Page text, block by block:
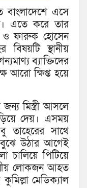
বাংলাদেশে এসে
এতে করে তার
ও ফারুক হোসেন
স্থানীয়
ব্যাক্তিদের
আরো ক্ষিপ্ত হয়ে
মিস্ত্রী আসলে
দেয়। এসময়
তাহেরের সাথে
বুঝে উঠার আগেই
চালিয়ে পিটিয়ে
লোকজন আহত
মেডিক্যাল